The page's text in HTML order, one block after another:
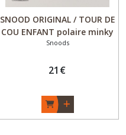
SNOOD ORIGINAL / TOUR DE
COU ENFANT polaire minky
- Fille - "PapiLLon" rose -
Snoods
21 €